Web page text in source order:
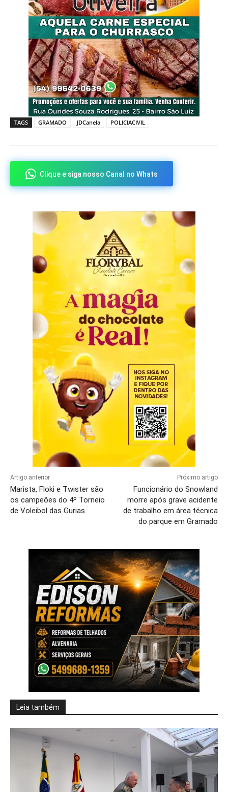
TAGS GRAMADO JDCanela POLICIACIVIL
Clique e siga nosso Canal no Whats
Artigo anterior
Marista, Floki e Twister são
os campeões do 4º Torneio
de Voleibol das Gurias
Próximo artigo
Funcionário do Snowland
morre após grave acidente
de trabalho em área técnica
do parque em Gramado
Leia também